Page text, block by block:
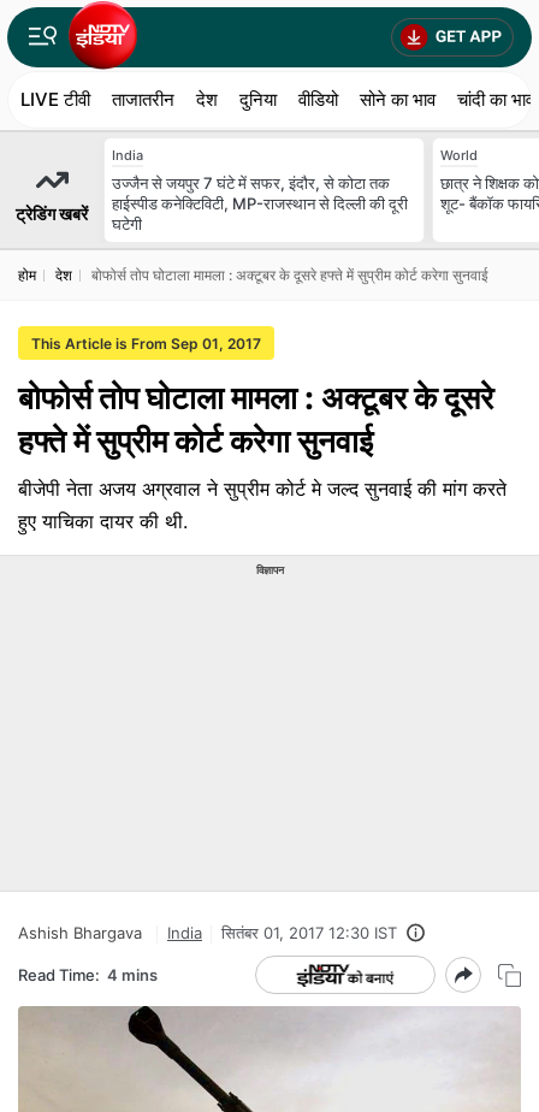
LIVE टीवी ताजातरीन देश दुनिया वीडियो सोने का भाव चांदी का भाव
ट्रेडिंग खबरें
India
उज्जैन से जयपुर 7 घंटे में सफर, इंदौर, से कोटा तक
हाईस्पीड कनेक्टिविटी, MP-राजस्थान से दिल्ली की दूरी
घटेगी
World
छात्र ने शिक्षक
शूट- बैंकॉक
होम देश बोफोर्स तोप घोटाला मामला : अक्टूबर के दूसरे हफ्ते में सुप्रीम कोर्ट करेगा सुनवाई
This Article is From Sep 01, 2017
बोफोर्स तोप घोटाला मामला : अक्टूबर के दूसरे
हफ्ते में सुप्रीम कोर्ट करेगा सुनवाई
बीजेपी नेता अजय अग्रवाल ने सुप्रीम कोर्ट मे जल्द सुनवाई की मांग करते
हुए याचिका दायर की थी.
विज्ञापन
Ashish Bhargava India सितंबर 01, 2017 12:30 IST
Read Time: 4 mins